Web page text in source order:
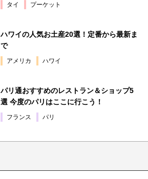
タイ プーケット
ハワイの人気お土産20選！定番から最新ま
で
アメリカ ハワイ
パリ通おすすめのレストラン＆ショップ5
選 今度のパリはここに行こう！
フランス パリ